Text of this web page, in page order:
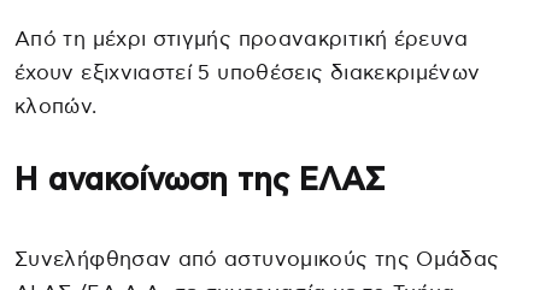
Από τη μέχρι στιγμής προανακριτική έρευνα
έχουν εξιχνιαστεί 5 υποθέσεις διακεκριμένων
κλοπών.
Η ανακοίνωση της ΕΛΑΣ
Συνελήφθησαν από αστυνομικούς της Ομάδας